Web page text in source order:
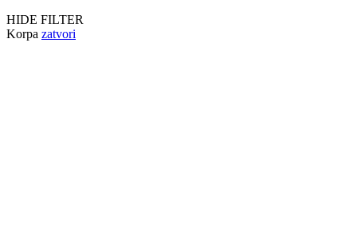
HIDE FILTER
Korpa zatvori